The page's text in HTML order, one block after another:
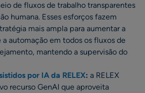
de fluxos de trabalho transparentes
humana. Esses esforços fazem
mais ampla para aumentar a
automação em todos os fluxos de
mantendo a supervisão do
por IA da RELEX: a RELEX
recurso GenAI que aproveita